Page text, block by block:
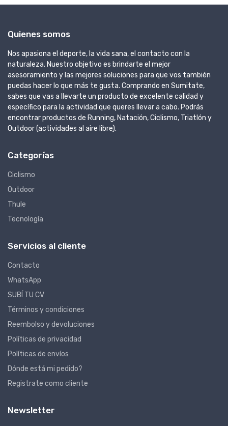
Quienes somos
Nos apasiona el deporte, la vida sana, el contacto con la
naturaleza. Nuestro objetivo es brindarte el mejor
asesoramiento y las mejores soluciones para que vos también
puedas hacer lo que más te gusta. Comprando en Sumitate,
sabes que vas a llevarte un producto de excelente calidad y
específico para la actividad que queres llevar a cabo. Podrás
encontrar productos de Running, Natación, Ciclismo, Triatlón y
Outdoor (actividades al aire libre).
Categorías
Ciclismo
Outdoor
Thule
Tecnología
Servicios al cliente
Contacto
WhatsApp
SUBÍ TU CV
Términos y condiciones
Reembolso y devoluciones
Políticas de privacidad
Políticas de envíos
Dónde está mi pedido?
Registrate como cliente
Newsletter